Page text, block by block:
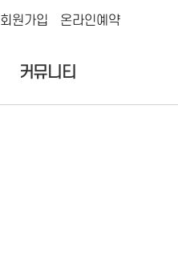
회원가입 온라인예약
커뮤니티